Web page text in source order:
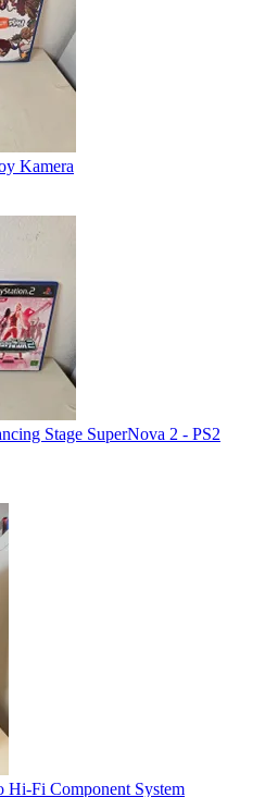
Kamera
Stage SuperNova 2 - PS2
Fi Component System